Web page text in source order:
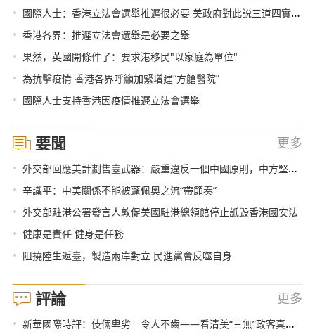
• 國際人士：香港立法會選舉推遲很必要 美政府對此説三道四實屬虛偽
• 香港各界：推遲立法會選舉是必要之舉
• 果然，英國開條件了：要求港移民"以家庭為單位"
• 為抗擊疫情 香港各界呼籲加緊增建“方艙醫院”
• 國際人士支持香港因疫情推遲立法會選舉
要聞 更多
• 外交部回應美計劃售臺武器：嚴重違反一個中國原則，中方堅決反對
• 辛識平：中美關係不能被蓬佩奧之流“帶節奏”
• 外交部駐港公署發言人敦促美國駐港總領館停止詆毀香港國安法
• 健康是責任 健身是任務
• 阻撓陸生返臺，製造兩岸對立 民進黨會反噬自身
評論 更多
• 新華國際時評：伎倆卑劣 令人不齒——看清美“三無”政客真面目系列評論之二